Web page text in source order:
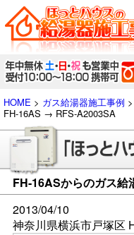
HOME > ガス給湯器施工事例
FH-16AS → RFS-A2003SA
FH-16ASからのガス給
2013/04/10
神奈川県横浜市戸塚区